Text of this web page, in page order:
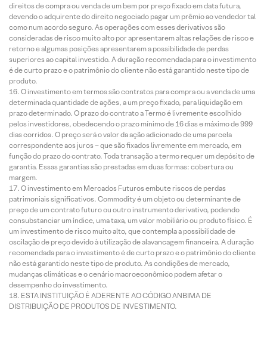
direitos de compra ou venda de um bem por preço fixado em data futura,
devendo o adquirente do direito negociado pagar um prêmio ao vendedor tal
como num acordo seguro. As operações com esses derivativos são
consideradas de risco muito alto por apresentarem altas relações de risco e
retorno e algumas posições apresentarem a possibilidade de perdas
superiores ao capital investido. A duração recomendada para o investimento
é de curto prazo e o patrimônio do cliente não está garantido neste tipo de
produto.
O investimento em termos são contratos para compra ou a venda de uma
determinada quantidade de ações, a um preço fixado, para liquidação em
prazo determinado. O prazo do contrato a Termo é livremente escolhido
pelos investidores, obedecendo o prazo mínimo de 16 dias e máximo de 999
dias corridos. O preço será o valor da ação adicionado de uma parcela
correspondente aos juros – que são fixados livremente em mercado, em
função do prazo do contrato. Toda transação a termo requer um depósito de
garantia. Essas garantias são prestadas em duas formas: cobertura ou
margem.
O investimento em Mercados Futuros embute riscos de perdas
patrimoniais significativos. Commodity é um objeto ou determinante de
preço de um contrato futuro ou outro instrumento derivativo, podendo
consubstanciar um índice, uma taxa, um valor mobiliário ou produto físico. É
um investimento de risco muito alto, que contempla a possibilidade de
oscilação de preço devido à utilização de alavancagem financeira. A duração
recomendada para o investimento é de curto prazo e o patrimônio do cliente
não está garantido neste tipo de produto. As condições de mercado,
mudanças climáticas e o cenário macroeconômico podem afetar o
desempenho do investimento.
ESTA INSTITUIÇÃO É ADERENTE AO CÓDIGO ANBIMA DE
DISTRIBUIÇÃO DE PRODUTOS DE INVESTIMENTO.